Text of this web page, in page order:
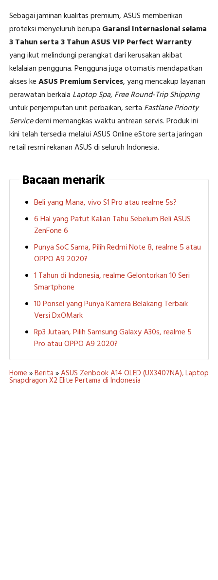
Sebagai jaminan kualitas premium, ASUS memberikan
proteksi menyeluruh berupa Garansi Internasional selama
3 Tahun serta 3 Tahun ASUS VIP Perfect Warranty
yang ikut melindungi perangkat dari kerusakan akibat
kelalaian pengguna. Pengguna juga otomatis mendapatkan
akses keASUS Premium Services, yang mencakup layanan
perawatan berkala Laptop Spa, Free Round-Trip Shipping
untuk penjemputan unit perbaikan, serta Fastlane Priority
Servicedemi memangkas waktu antrean servis. Produk ini
kini telah tersedia melalui ASUS Online eStore serta jaringan
retail resmi rekanan ASUS di seluruh Indonesia.
Bacaan menarik
Beli yang Mana, vivo S1 Pro atau realme 5s?
6 Hal yang Patut Kalian Tahu Sebelum Beli ASUS
ZenFone 6
Punya SoC Sama, Pilih Redmi Note 8, realme 5 atau
OPPO A9 2020?
1 Tahun di Indonesia, realme Gelontorkan 10 Seri
Smartphone
10 Ponsel yang Punya Kamera Belakang Terbaik
Versi DxOMark
Rp3 Jutaan, Pilih Samsung Galaxy A30s, realme 5
Pro atau OPPO A9 2020?
Home »Berita »ASUS Zenbook A14 OLED (UX3407NA), Laptop
Snapdragon X2 Elite Pertama di Indonesia